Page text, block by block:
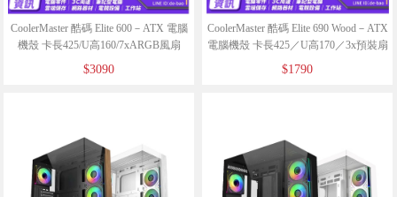
CoolerMaster 酷碼 Elite 600－ATX 電腦
機殼 卡長425/U高160/7xARGB風扇
083025 黑色
$3090
CoolerMaster 酷碼 Elite 690 Wood－ATX
電腦機殼 卡長425／U高170／3x預裝扇
083025 白色
$1790